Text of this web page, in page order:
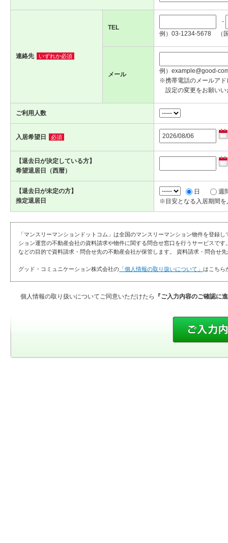
連絡先 いずれか必須
TEL
-
例）03-1234-5678 （
メール
例）example@good-
※携帯電話のメールアド
設定の変更をお願いい
ご利用人数
入居希望日 必須
【退去日が決定している方】
希望退居日（西暦）
【退去日が未定の方】
推定退居日
日
週
※目安となる入居期間を
「マンスリーマンションドットコム」は全国のマンスリーマンション物件を登録
ション運営の不動産会社の資料請求や物件に関する問合せ窓口を行うサービスで
などの目的で資料請求・問合せ先の不動産会社が保管します。 資料請求・問合せ
グッド・コミュニケーション株式会社の 「個人情報の取り扱いについて」 はこちら
個人情報の取り扱いについてご同意いただけたら 『ご入力内容のご確認に